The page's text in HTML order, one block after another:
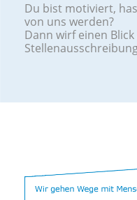
Du bist motiviert,
von uns werden?
Dann wirf einen